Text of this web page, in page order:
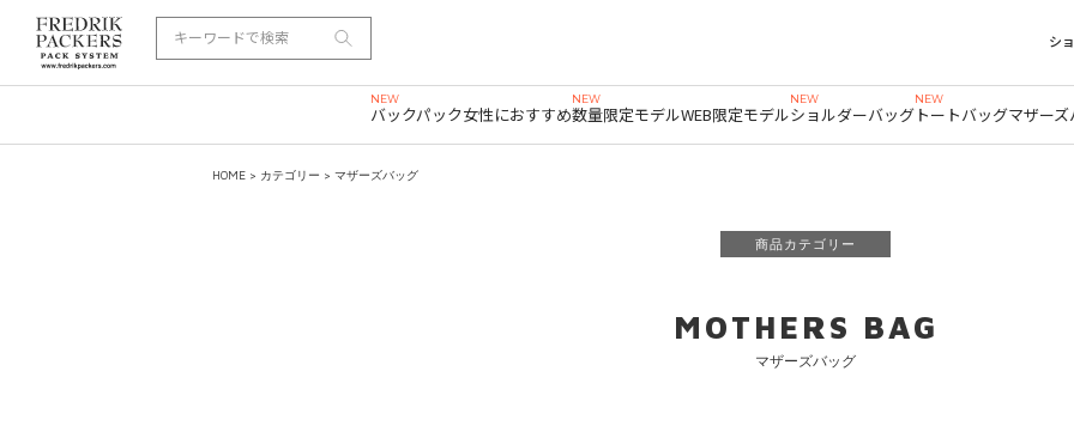
シ
バックパック女性におすすめ数量限定モデルWEB限定モデルショルダーバッグ トートバッグマザー
HOME > カテゴリー > マザーズバッグ
商品カテゴリー
MOTHERS BAG
マザーズバッグ